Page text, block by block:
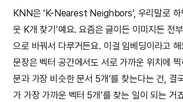
KNN은 ‘K-Nearest Neighbors’, 우리말로 하
웃 K개 찾기’예요. 요즘은 글이든 이미지든 전
으로 바꿔서 다루거든요. 이걸 임베딩이라고
문장은 벡터 공간에서도 서로 가까운 위치에 찍
문과 가장 비슷한 문서 5개’를 찾는다는 건, 결
가 가장 가까운 벡터 5개’를 찾는 일이 되는 거